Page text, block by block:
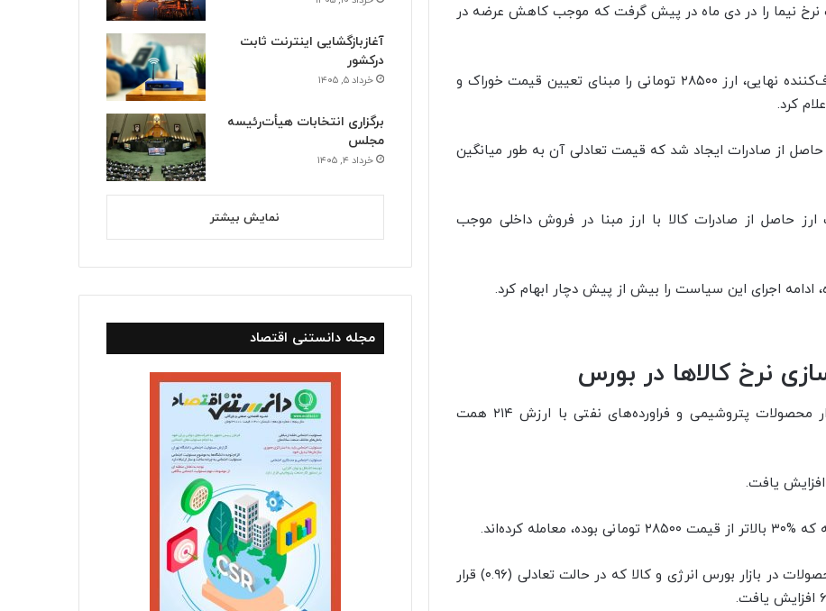
نرخ نیما را در دی ماه در پیش گرفت که موجب کاهش عرضه در
در اسفند ۱۴۰۱ دولت با هدف کاهش قیمت مصرف‌کننده نهایی، ارز ۲۸۵۰۰ تومانی را مبنای تعیین قیمت خوراک و
کرد.
حاصل از صادرات ایجاد شد که قیمت تعادلی آن به طور میانگین
حاصل از صادرات کالا با ارز مبنا در فروش داخلی موجب
ادامه اجرای این سیاست را بیش از پیش دچار ابهام کرد.
نرخ کالاها در بورس
تا پیش از اجرای سیاست چند نرخی ارز، در بازار محصولات پتروشیمی و فراورده‌های نفتی با ارزش ۲۱۴ همت
کرده‌اند.
از طرف دیگر، نسبت حجم تقاضا به عرضه این محصولات در بازار بورس انرژی و کالا که در حالت تعادلی (۰.۹۶) قرار
آغازبازگشایی اینترنت ثابت
درکشور
خرداد ۵, ۱۴۰۵
برگزاری انتخابات هیأت‌رئیسه
مجلس
خرداد ۴, ۱۴۰۵
نمایش بیشتر
مجله دانستنی اقتصاد